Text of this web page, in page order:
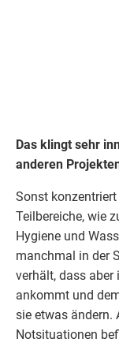
Das klingt sehr
anderen
Sonst
Teilbereiche, wie
Hygiene und
manchmal in der
verhält, dass aber
ankommt und
sie etwas ändern.
Notsituationen